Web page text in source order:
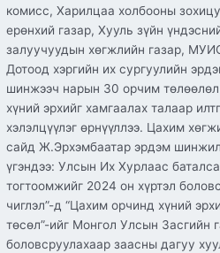
комисс, Харилцаа холбооны
ерөнхий газар, Хууль зүйн
залуучуудын хөгжлийн газар,
Дотоод хэргийн их сургуулийн
шинжээч нарын 30 орчим
хүний эрхийг хамгаалах талаар
хэлэлцүүлэг өрнүүллээ. Цахим
сайд Ж.Эрхэмбаатар эрдэм
үгэндээ: Улсын Их Хурлаас
тогтоомжийг 2024 он хүртэл
чиглэл”-д “Цахим орчинд хүний
төсөл”-ийг Монгол Улсын Засгийн
боловсруулахаар заасны дагуу